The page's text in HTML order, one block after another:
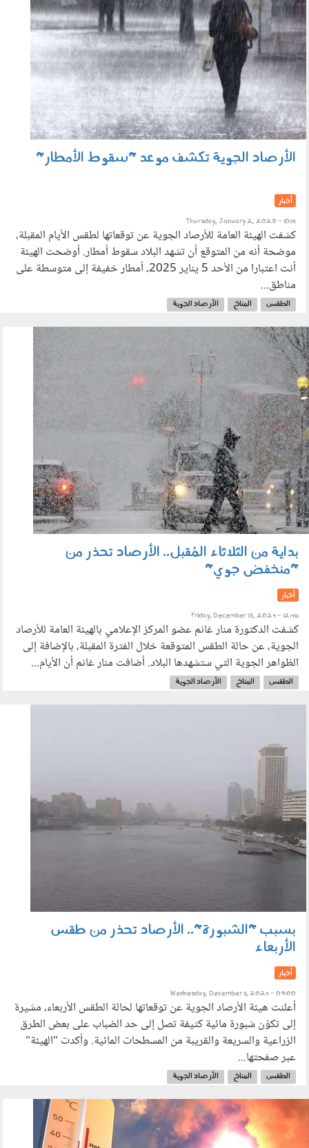
الأرصاد الجوية تكشف موعد "سقوط الأمطار"
أخبار
Thursday, January 2, 2025 - 10:14
كشفت الهيئة العامة للأرصاد الجوية عن توقعاتها لطقس الأيام المقبلة،
موضحة أنه من المتوقع أن تشهد البلاد سقوط أمطار. أوضحت الهيئة
أنت اعتبارا من الأحد 5 يناير 2025، أمطار خفيفة إلى متوسطة على
مناطق...
الطقس المناخ الأرصاد الجوية
arsad.jpg
بداية من الثلاثاء المُقبل.. الأرصاد تحذر من
"منخفض جوي"
أخبار
Friday, December 13, 2024 - 12:46
كشفت الدكتورة منار غانم عضو المركز الإعلامي بالهيئة العامة للأرصاد
الجوية، عن حالة الطقس المتوقعة خلال الفترة المقبلة، بالإضافة إلى
الظواهر الجوية التي ستشهدها البلاد. أضافت منار غانم أن الأيام...
الطقس المناخ الأرصاد الجوية
بسبب "الشبورة".. الأرصاد تحذر من طقس
الأربعاء
أخبار
Wednesday, December 11, 2024 - 09:00
أعلنت هيئة الأرصاد الجوية عن توقعاتها لحالة الطقس الأربعاء، مشيرة
إلى تكوّن شبورة مائية كثيفة تصل إلى حد الضباب على بعض الطرق
الزراعية والسريعة والقريبة من المسطحات المائية. وأكدت "الهيئة"
عبر صفحتها...
الطقس المناخ الأرصاد الجوية
180502.jpg